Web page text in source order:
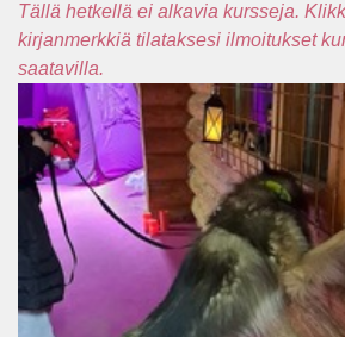
Tällä hetkellä ei alkavia kursseja.
kirjanmerkkiä tilataksesi ilmoitukset
saatavilla.